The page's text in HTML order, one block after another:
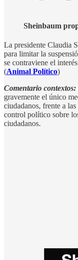
Sheinbaum
La presidente Claudia
para limitar la
se contraviene el
(Animal Político)
Comentario contextos:
gravemente el único
ciudadanos, frente a
control político sobre
ciudadanos.